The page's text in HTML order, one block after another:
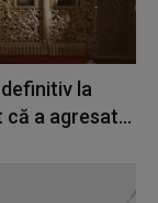
la
a agresat...